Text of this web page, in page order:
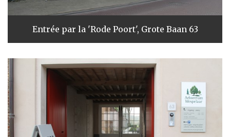
Entrée par la 'Rode Poort', Grote Baan 63